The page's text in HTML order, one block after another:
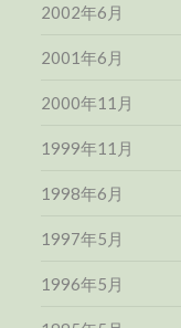
2002年6月
2001年6月
2000年11月
1999年11月
1998年6月
1997年5月
1996年5月